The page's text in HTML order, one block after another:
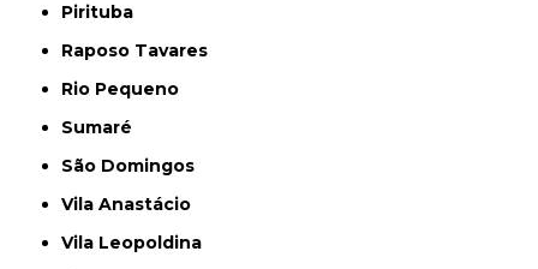
Pirituba
Raposo Tavares
Rio Pequeno
Sumaré
São Domingos
Vila Anastácio
Vila Leopoldina